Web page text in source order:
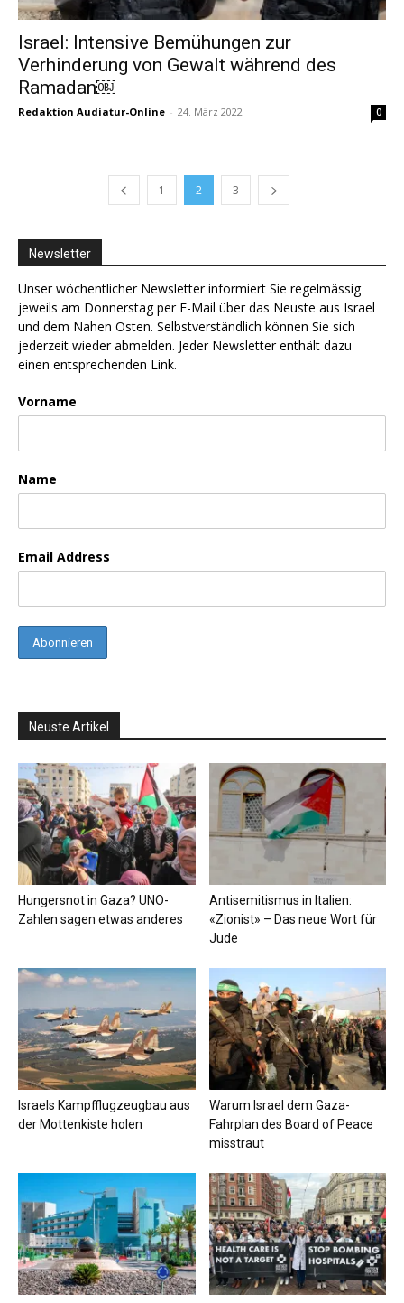
Israel: Intensive Bemühungen zur
Verhinderung von Gewalt während des
Ramadan￼
Redaktion Audiatur-Online - 24. März 2022 0
1 2 3
Newsletter
Unser wöchentlicher Newsletter informiert Sie regelmässig
jeweils am Donnerstag per E-Mail über das Neuste aus Israel
und dem Nahen Osten. Selbstverständlich können Sie sich
jederzeit wieder abmelden. Jeder Newsletter enthält dazu
einen entsprechenden Link.
Vorname
Name
Email Address
Neuste Artikel
Hungersnot in Gaza? UNO-
Zahlen sagen etwas anderes
Antisemitismus in Italien:
«Zionist» – Das neue Wort für
Jude
Israels Kampfflugzeugbau aus
der Mottenkiste holen
Warum Israel dem Gaza-
Fahrplan des Board of Peace
misstraut